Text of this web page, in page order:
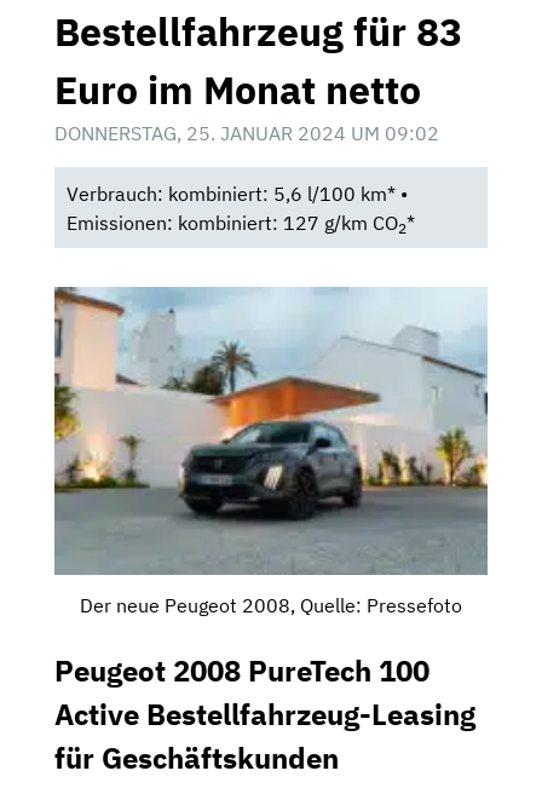
Bestellfahrzeug für 83
Euro im Monat netto
DONNERSTAG, 25. JANUAR 2024 UM 09:02
Verbrauch: kombiniert: 5,6 l/100 km* •
Emissionen: kombiniert: 127 g/km CO2*
Der neue Peugeot 2008, Quelle: Pressefoto
Peugeot 2008 PureTech 100
Active Bestellfahrzeug-Leasing
für Geschäftskunden